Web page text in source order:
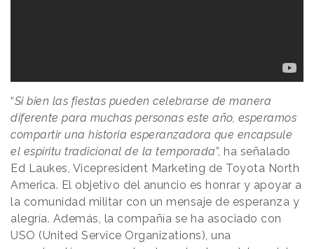
“Si bien las fiestas pueden celebrarse de manera
diferente para muchas personas este año, esperamos
compartir una historia esperanzadora que encapsule
el espíritu tradicional de la temporada”, ha señalado
Ed Laukes, Vicepresident Marketing de Toyota North
America. El objetivo del anuncio es honrar y apoyar a
la comunidad militar con un mensaje de esperanza y
alegría. Además, la compañía se ha asociado con
USO (United Service Organizations), una